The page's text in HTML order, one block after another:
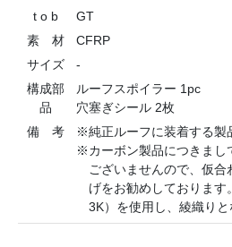
t o b
GT
素 材
CFRP
サイズ
-
構成部
品
ルーフスポイラー 1pc
穴塞ぎシール 2枚
備 考
※純正ルーフに装着する製
※カーボン製品につきまし
ございませんので、仮
げをお勧めしておりま
3K）を使用し、綾織りと